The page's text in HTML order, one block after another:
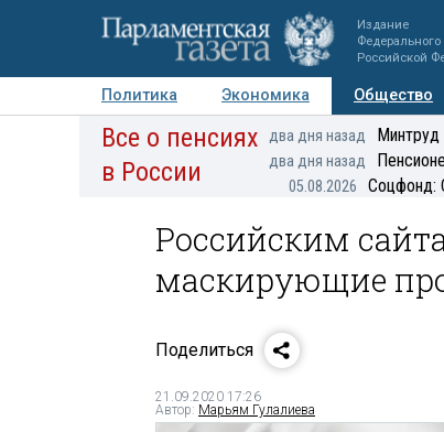
Издание
Российской
Политика Экономика Общество
Авторы Персоны Мнения
Все о пенсиях
в России
два дня назад Минтруд
два дня назад
05.08.2026 Соцфонд:
Российским
маскирующие
Поделиться
21.09.2020 17:26
Автор: Марьям Гулалиева